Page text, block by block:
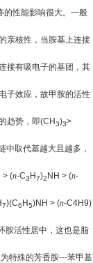
的性能影响很大。一般
亲核性，当胺基上连接
接有吸电子的基团，其
子效应，故甲胺的活性
趋势，即(CH3)3>
中取代基越大且越多，
> (n-C3 H7)2 NH > (n-
7)(C6 H5)NH > (n-C4H9)
胺活性居中，这也是脂
特殊的芳香胺---苯甲基